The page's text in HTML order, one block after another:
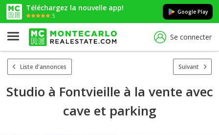
Téléchargez la nouvelle app!
5
Google Play
Se connecter
Liste d'annonces Suivant
Studio à Fontvieille à la vente avec
cave et parking